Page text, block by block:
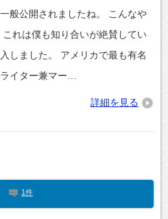
般公開されましたね。 こんなや
これは僕も知り合いが絶賛してい
しました。 アメリカで最も有名
イター兼マー…
詳細を見る
1件